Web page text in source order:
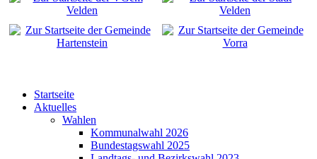
Startseite
Aktuelles
Wahlen
Kommunalwahl 2026
Bundestagswahl 2025